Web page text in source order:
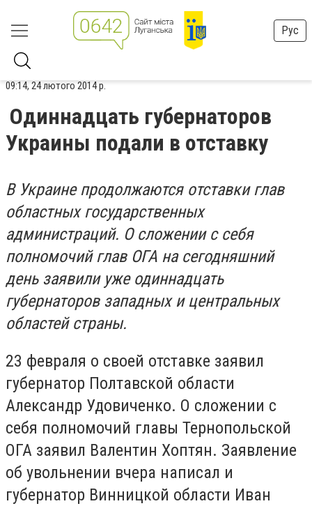
Рус
09:14, 24 лютого 2014 р.
Одиннадцать губернаторов
Украины подали в отставку
В Украине продолжаются отставки глав
областных государственных
администраций. О сложении с себя
полномочий глав ОГА на сегодняшний
день заявили уже одиннадцать
губернаторов западных и центральных
областей страны.
23 февраля о своей отставке заявил
губернатор Полтавской области
Александр Удовиченко. О сложении с
себя полномочий главы Тернопольской
ОГА заявил Валентин Хоптян. Заявление
об увольнении вчера написал и
губернатор Винницкой области Иван